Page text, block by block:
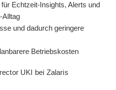
Echtzeit-Insights, Alerts und
Alltag
und dadurch geringere
Betriebskosten
UKI bei Zalaris